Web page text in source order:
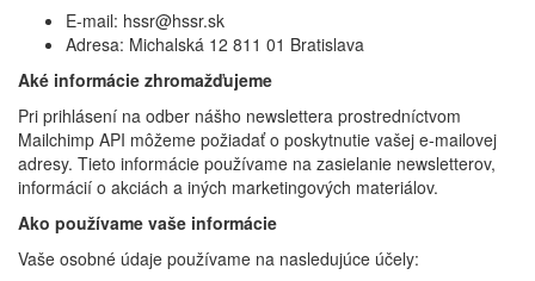
E-mail: hssr@hssr.sk
Adresa: Michalská 12 811 01 Bratislava
Aké informácie zhromažďujeme
Pri prihlásení na odber nášho newslettera prostredníctvom
Mailchimp API môžeme požiadať o poskytnutie vašej e-mailovej
adresy. Tieto informácie používame na zasielanie newsletterov,
informácií o akciách a iných marketingových materiálov.
Ako používame vaše informácie
Vaše osobné údaje používame na nasledujúce účely: